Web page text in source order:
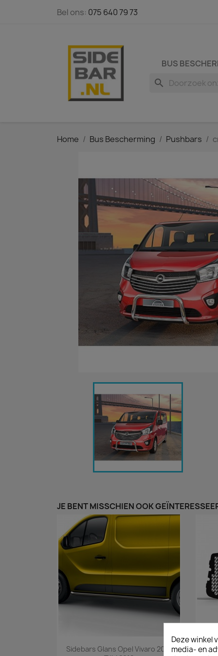
Bel ons: 075 640 79 73
BUS
search
Home Bus Bescherming Pushbars
JE BENT MISSCHIEN OOK
Snel bekijken
Sidebars Glans Opel Vivaro 2014
Deze winkel
media- en